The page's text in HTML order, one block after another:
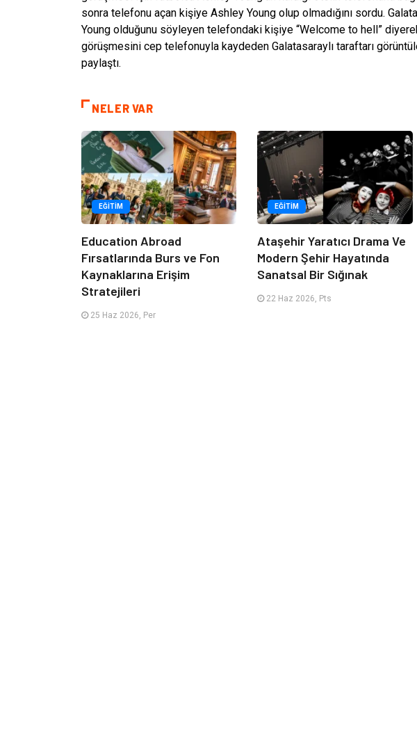
sonra telefonu açan kişiye Ashley Young olup olmadığını sordu.
Young olduğunu söyleyen telefondaki kişiye “Welcome to hell”
görüşmesini cep telefonuyla kaydeden Galatasaraylı taraftarı
paylaştı.
NELER VAR
EĞITIM
Education Abroad
Fırsatlarında Burs ve Fon
Kaynaklarına Erişim
Stratejileri
25 Haz 2026, Per
EĞITIM
Ataşehir Yaratıcı Drama Ve
Modern Şehir Hayatında
Sanatsal Bir Sığınak
22 Haz 2026, Pts